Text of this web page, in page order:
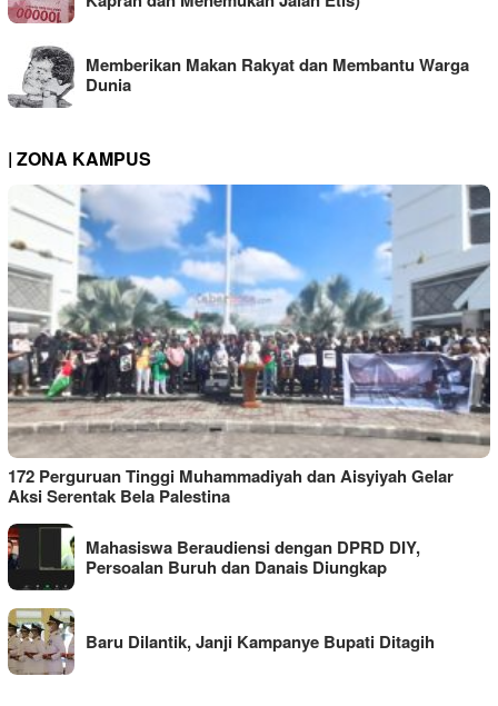
Memberikan Makan Rakyat dan Membantu Warga
Dunia
| ZONA KAMPUS
172 Perguruan Tinggi Muhammadiyah dan Aisyiyah Gelar
Aksi Serentak Bela Palestina
Mahasiswa Beraudiensi dengan DPRD DIY,
Persoalan Buruh dan Danais Diungkap
Baru Dilantik, Janji Kampanye Bupati Ditagih